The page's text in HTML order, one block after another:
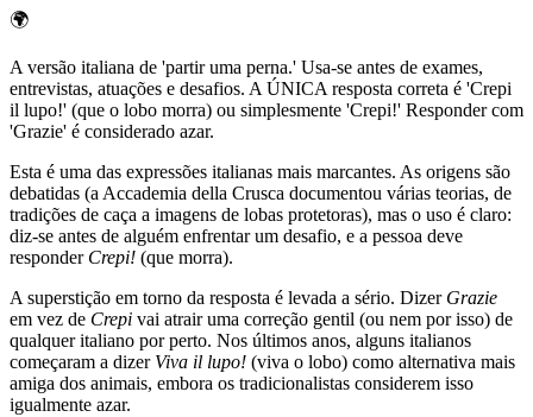
🌍
A versão italiana de 'partir uma perna.' Usa-se antes de exames,
entrevistas, atuações e desafios. A ÚNICA resposta correta é 'Crepi
il lupo!' (que o lobo morra) ou simplesmente 'Crepi!' Responder com
'Grazie' é considerado azar.
Esta é uma das expressões italianas mais marcantes. As origens são
debatidas (a Accademia della Crusca documentou várias teorias, de
tradições de caça a imagens de lobas protetoras), mas o uso é claro:
diz-se antes de alguém enfrentar um desafio, e a pessoa deve
responder Crepi! (que morra).
A superstição em torno da resposta é levada a sério. Dizer Grazie
em vez de Crepi vai atrair uma correção gentil (ou nem por isso) de
qualquer italiano por perto. Nos últimos anos, alguns italianos
começaram a dizer Viva il lupo! (viva o lobo) como alternativa mais
amiga dos animais, embora os tradicionalistas considerem isso
igualmente azar.